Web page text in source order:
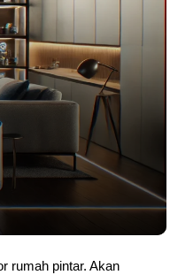
rumah pintar. Akan